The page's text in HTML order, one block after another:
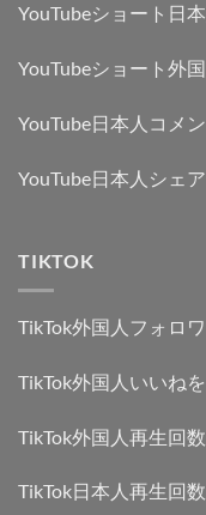
YouTubeショート日
YouTubeショート外
YouTube日本人コメ
YouTube日本人シェ
TIKTOK
TikTok外国人フォロ
TikTok外国人いいね
TikTok外国人再生回
TikTok日本人再生回